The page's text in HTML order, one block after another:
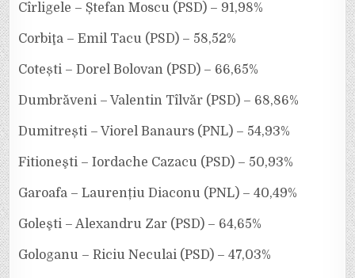
Cîrligele – Ștefan Moscu (PSD) – 91,98%
Corbiţa – Emil Tacu (PSD) – 58,52%
Cotești – Dorel Bolovan (PSD) – 66,65%
Dumbrăveni – Valentin Tîlvăr (PSD) – 68,86%
Dumitrești – Viorel Banaurs (PNL) – 54,93%
Fitioneşti – Iordache Cazacu (PSD) – 50,93%
Garoafa – Laurențiu Diaconu (PNL) – 40,49%
Goleşti – Alexandru Zar (PSD) – 64,65%
Gologanu – Riciu Neculai (PSD) – 47,03%